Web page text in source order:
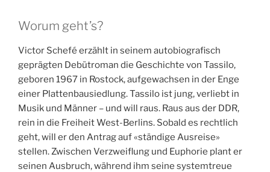
Worum geht’s?
Victor Schefé erzählt in seinem autobiografisch
geprägten Debütroman die Geschichte von Tassilo,
geboren 1967 in Rostock, aufgewachsen in der Enge
einer Plattenbausiedlung. Tassilo ist jung, verliebt in
Musik und Männer – und will raus. Raus aus der DDR,
rein in die Freiheit West-Berlins. Sobald es rechtlich
geht, will er den Antrag auf «ständige Ausreise»
stellen. Zwischen Verzweiflung und Euphorie plant er
seinen Ausbruch, während ihm seine systemtreue